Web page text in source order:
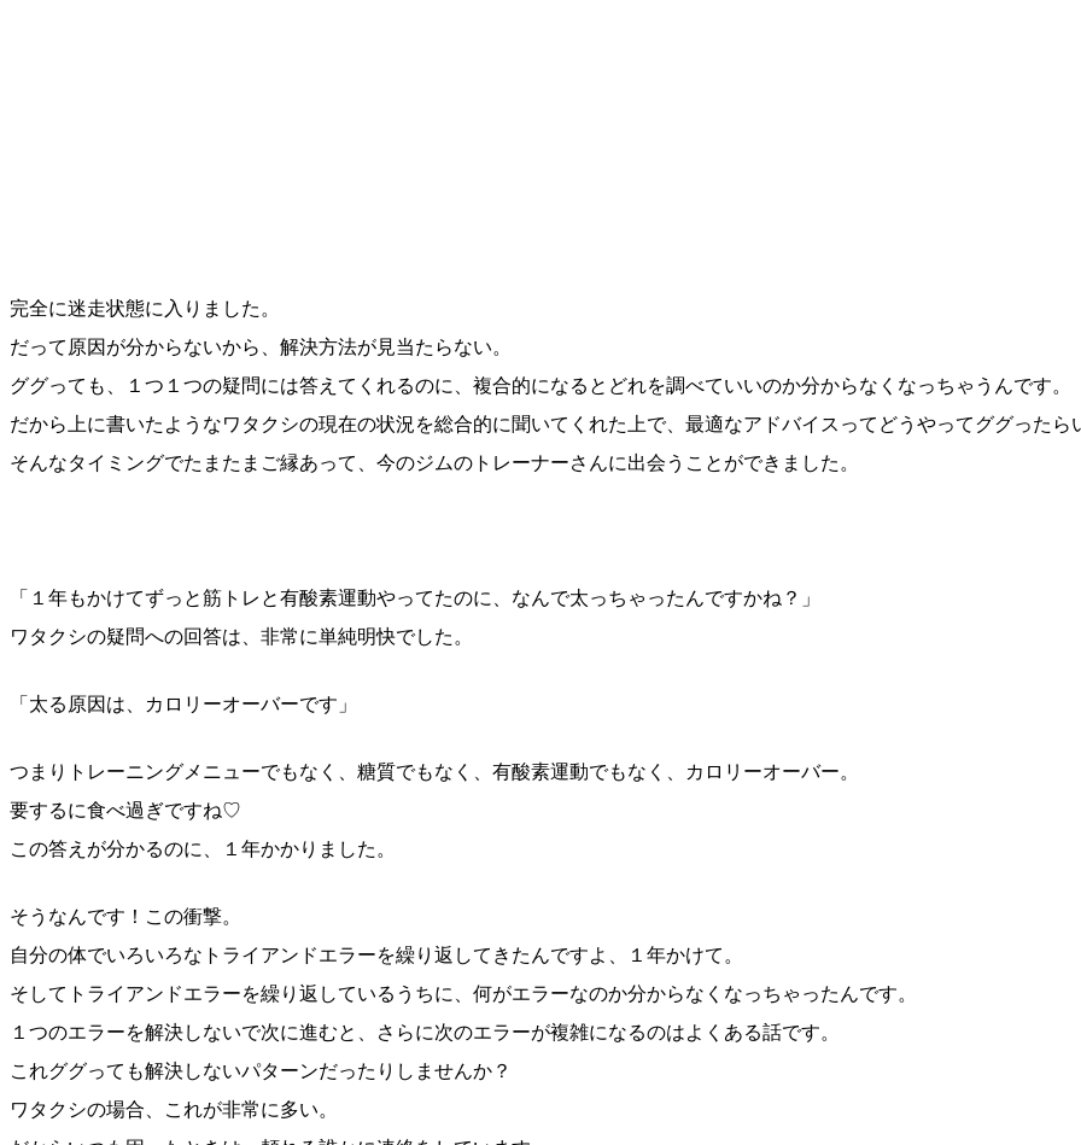
完全に迷走状態に入りました。
だって原因が分からないから、解決方法が見当たらない。
ググっても、１つ１つの疑問には答えてくれるのに、複合的になるとどれを調べていいのか分からなくなっちゃうんです。
だから上に書いたようなワタクシの現在の状況を総合的に聞いてくれた上で、最適なアドバイスってどうやってググったら
そんなタイミングでたまたまご縁あって、今のジムのトレーナーさんに出会うことができました。
「１年もかけてずっと筋トレと有酸素運動やってたのに、なんで太っちゃったんですかね？」
ワタクシの疑問への回答は、非常に単純明快でした。
「太る原因は、カロリーオーバーです」
つまりトレーニングメニューでもなく、糖質でもなく、有酸素運動でもなく、カロリーオーバー。
要するに食べ過ぎですね♡
この答えが分かるのに、１年かかりました。
そうなんです！この衝撃。
自分の体でいろいろなトライアンドエラーを繰り返してきたんですよ、１年かけて。
そしてトライアンドエラーを繰り返しているうちに、何がエラーなのか分からなくなっちゃったんです。
１つのエラーを解決しないで次に進むと、さらに次のエラーが複雑になるのはよくある話です。
これググっても解決しないパターンだったりしませんか？
ワタクシの場合、これが非常に多い。